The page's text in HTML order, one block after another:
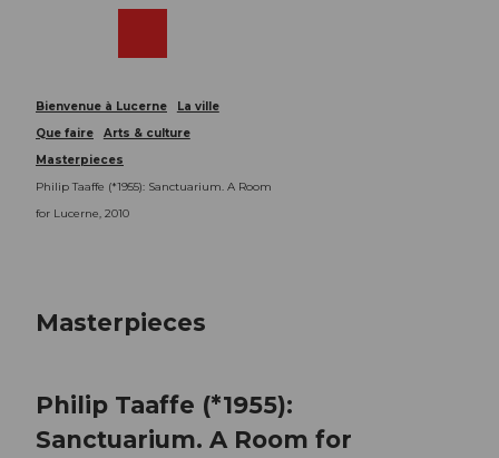
Bienvenue à Lucerne
La ville
Que faire
Arts & culture
Masterpieces
Philip Taaffe (*1955): Sanctuarium. A Room
for Lucerne, 2010
Masterpieces
Philip Taaffe (*1955):
Sanctuarium. A Room for